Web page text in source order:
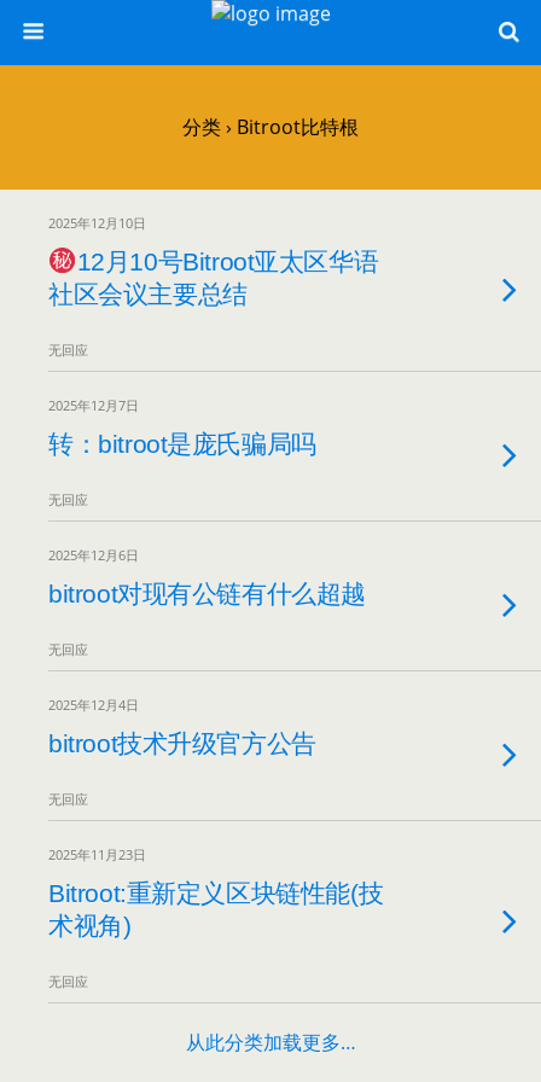
分类 › Bitroot比特根
2025年12月10日
12月10号Bitroot亚太区华语
社区会议主要总结
无回应
2025年12月7日
转：bitroot是庞氏骗局吗
无回应
2025年12月6日
bitroot对现有公链有什么超越
无回应
2025年12月4日
bitroot技术升级官方公告
无回应
2025年11月23日
Bitroot:重新定义区块链性能(技
术视角)
无回应
从此分类加载更多…